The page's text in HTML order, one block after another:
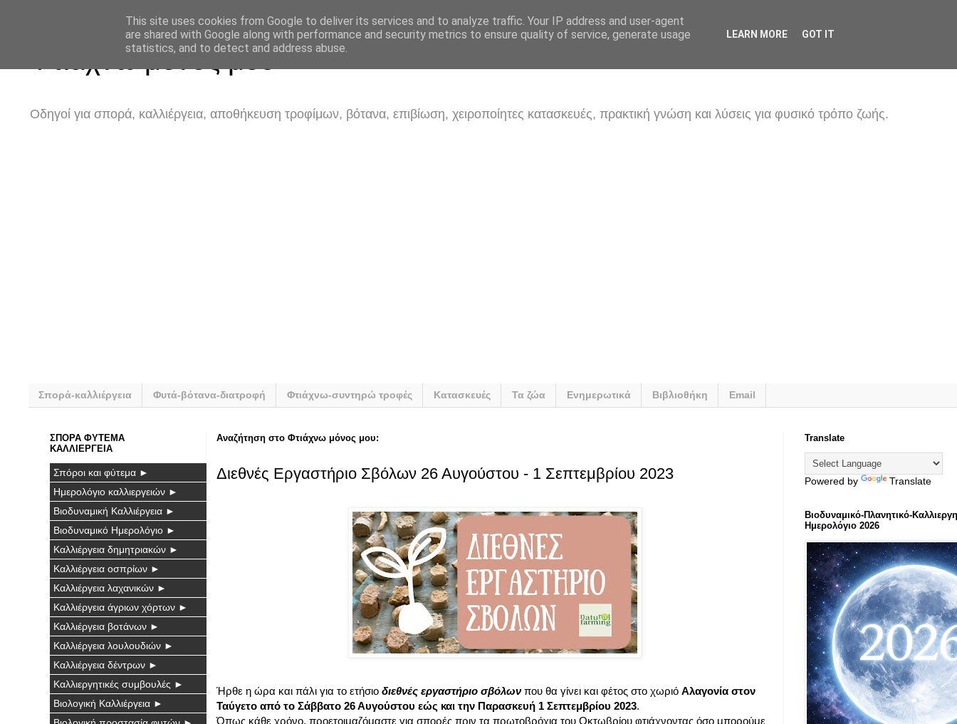
Φτιάχνω μόνος μου
Οδηγοί για σπορά, καλλιέργεια, αποθήκευση τροφίμων, βότανα, επιβίωση, χειροποίητες κατασκευές, πρακτική γνώση και λύσεις για φυσικό τρόπο ζωής.
Σπορά-καλλιέργεια Φυτά-βότανα-διατροφή Φτιάχνω-συντηρώ τροφές Κατασκευές Τα ζώα Ενημερωτικά Βιβλιοθήκη Email
Αναζήτηση στο Φτιάχνω μόνος μου:
Διεθνές Εργαστήριο Σβόλων 26 Αυγούστου - 1 Σεπτεμβρίου 2023
Ήρθε η ώρα και πάλι για το ετήσιο διεθνές εργαστήριο σβόλωνπου θα γίνει και φέτος στο χωριό Αλαγονία στον
Ταύγετο από το Σάββατο 26 Αυγούστου εώς και την Παρασκευή 1 Σεπτεμβρίου 2023.
Όπως κάθε χρόνο, προετοιμαζόμαστε για σπορές πριν τα πρωτοβρόχια του Οκτωβρίου φτιάχνοντας όσο μπορούμε
ΣΠΟΡΑ ΦΥΤΕΜΑ
ΚΑΛΛΙΕΡΓΕΙΑ
Σπόροι και φύτεμα ►
Ημερολόγιο καλλιεργειών ►
Βιοδυναμική Καλλιέργεια ►
Βιοδυναμικό Ημερολόγιο ►
Καλλιέργεια δημητριακών ►
Καλλιέργεια οσπρίων ►
Καλλιέργεια λαχανικών ►
Καλλιέργεια άγριων χόρτων ►
Καλλιέργεια βοτάνων ►
Καλλιέργεια λουλουδιών ►
Καλλιέργεια δέντρων ►
Καλλιεργητικές συμβουλές ►
Βιολογική Καλλιέργεια ►
Translate
Powered by Translate
Βιοδυναμικό-Πλανητικό-
Ημερολόγιο 2026
This site uses cookies from Google to deliver its services and to analyze traffic. Your IP address and user-agent
are shared with Google along with performance and security metrics to ensure quality of service, generate usage
statistics, and to detect and address abuse.
LEARN MORE GOT IT